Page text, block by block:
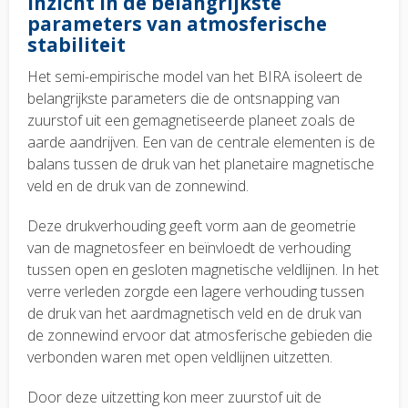
parameters van atmosferische
stabiliteit
Het semi-empirische model van het BIRA isoleert de
belangrijkste parameters die de ontsnapping van
zuurstof uit een gemagnetiseerde planeet zoals de
aarde aandrijven. Een van de centrale elementen is de
balans tussen de druk van het planetaire magnetische
veld en de druk van de zonnewind.
Deze drukverhouding geeft vorm aan de geometrie
van de magnetosfeer en beïnvloedt de verhouding
tussen open en gesloten magnetische veldlijnen. In het
verre verleden zorgde een lagere verhouding tussen
de druk van het aardmagnetisch veld en de druk van
de zonnewind ervoor dat atmosferische gebieden die
verbonden waren met open veldlijnen uitzetten.
Door deze uitzetting kon meer zuurstof uit de